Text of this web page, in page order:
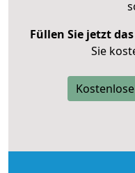
Füllen Sie jetzt
Sie